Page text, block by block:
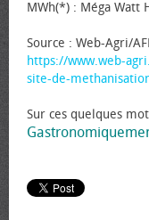
MWh(*) : Méga Watt
Source : Web-Agri/
https://www.web-
site-de-
Sur ces quelques